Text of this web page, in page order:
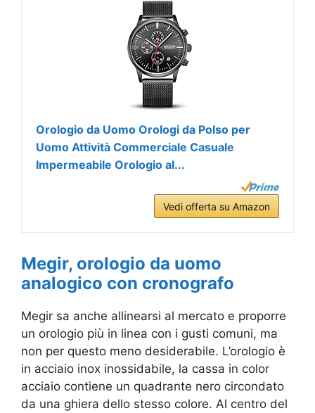
Orologio da Uomo Orologi da Polso per
Uomo Attività Commerciale Casuale
Impermeabile Orologio al...
Vedi offerta su Amazon
Megir, orologio da uomo
analogico con cronografo
Megir sa anche allinearsi al mercato e proporre
un orologio più in linea con i gusti comuni, ma
non per questo meno desiderabile. L’orologio è
in acciaio inox inossidabile, la cassa in color
acciaio contiene un quadrante nero circondato
da una ghiera dello stesso colore. Al centro del